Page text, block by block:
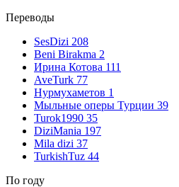
Переводы
SesDizi 208
Beni Birakma 2
Ирина Котова 111
AveTurk 77
Нурмухаметов 1
Мыльные оперы Турции 39
Turok1990 35
DiziMania 197
Mila dizi 37
TurkishTuz 44
По году